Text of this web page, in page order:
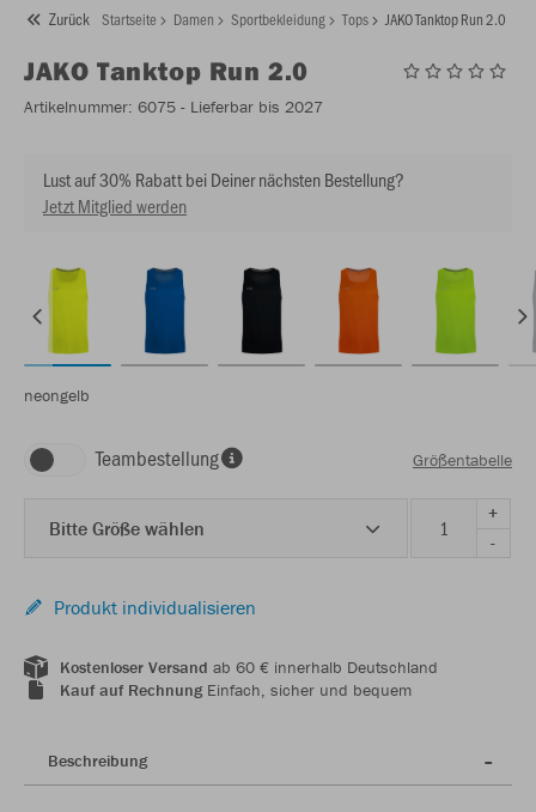
Zurück Startseite Damen Sportbekleidung Tops JAKO Tanktop Run 2.0
JAKO Tanktop Run 2.0
Artikelnummer: 6075 - Lieferbar bis 2027
Lust auf 30% Rabatt bei Deiner nächsten Bestellung?
Jetzt Mitglied werden
neongelb
Teambestellung Größentabelle
Bitte Größe wählen
+
-
Produkt individualisieren
Kostenloser Versand ab 60 € innerhalb Deutschland
Kauf auf RechnungEinfach, sicher und bequem
Beschreibung